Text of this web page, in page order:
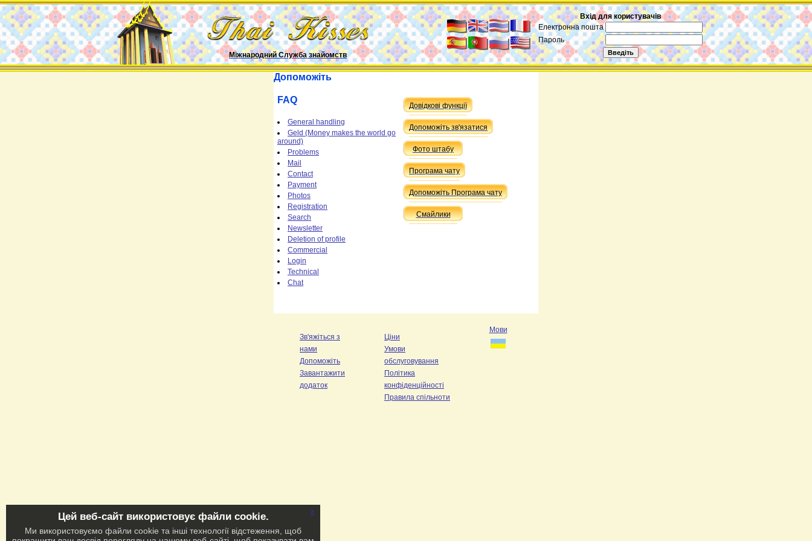
Міжнародний Служба знайомств
Вхід для користувачів
Електронна пошта
Пароль
Допоможіть
FAQ
General handling
Geld (Money makes the world go
around)
Problems
Mail
Contact
Payment
Photos
Registration
Search
Newsletter
Deletion of profile
Commercial
Login
Technical
Chat
Довідкові функції
Допоможіть зв'язатися
Фото штабу
Програма чату
Допоможіть Програма чату
Смайлики
Зв'яжіться з
нами
Допоможіть
Завантажити
додаток
Ціни
Умови
обслуговування
Політика
конфіденційності
Правила спільноти
Мови
Цей веб-сайт використовує файли cookie.
Ми використовуємо файли cookie та інші технології відстеження, щоб
x